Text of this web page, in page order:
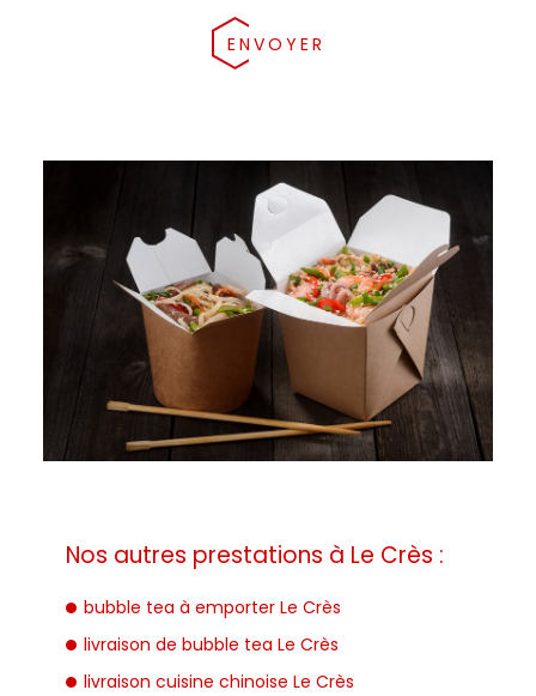
Nos autres prestations à Le Crès :
bubble tea à emporter Le Crès
livraison de bubble tea Le Crès
livraison cuisine chinoise Le Crès